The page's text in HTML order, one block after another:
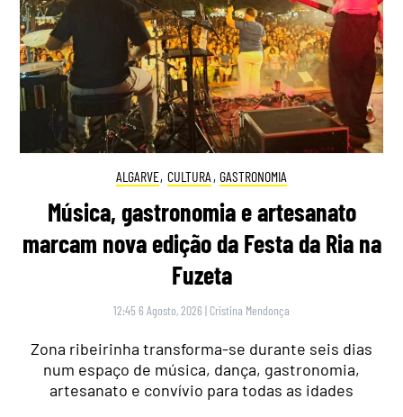
ALGARVE, CULTURA , GASTRONOMIA
Música, gastronomia e artesanato
marcam nova edição da Festa da Ria na
Fuzeta
12:45 6 Agosto, 2026 | Cristina Mendonça
Zona ribeirinha transforma-se durante seis dias
num espaço de música, dança, gastronomia,
artesanato e convívio para todas as idades